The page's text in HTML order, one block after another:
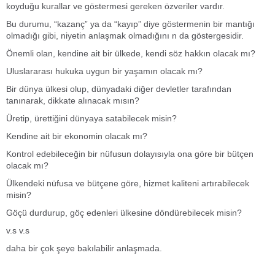
koyduğu kurallar ve göstermesi gereken özveriler vardır.
Bu durumu, “kazanç” ya da “kayıp” diye göstermenin bir mantığı
olmadığı gibi, niyetin anlaşmak olmadığını n da göstergesidir.
Önemli olan, kendine ait bir ülkede, kendi söz hakkın olacak mı?
Uluslararası hukuka uygun bir yaşamın olacak mı?
Bir dünya ülkesi olup, dünyadaki diğer devletler tarafından
tanınarak, dikkate alınacak mısın?
Üretip, ürettiğini dünyaya satabilecek misin?
Kendine ait bir ekonomin olacak mı?
Kontrol edebileceğin bir nüfusun dolayısıyla ona göre bir bütçen
olacak mı?
Ülkendeki nüfusa ve bütçene göre, hizmet kaliteni artırabilecek
misin?
Göçü durdurup, göç edenleri ülkesine döndürebilecek misin?
v.s v.s
daha bir çok şeye bakılabilir anlaşmada.